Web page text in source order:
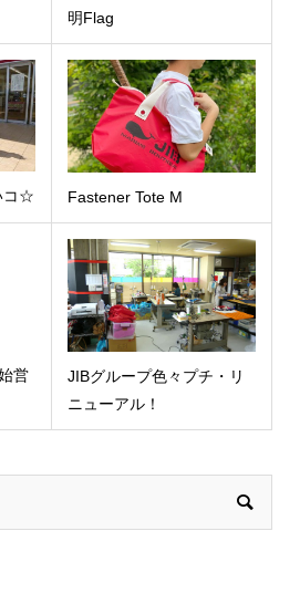
明Flag
コ☆ Fastener Tote M
営
JIBグループ色々プチ・リ
ニューアル！